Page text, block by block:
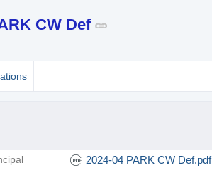
CW Def
2024-04 PARK CW Def.pdf